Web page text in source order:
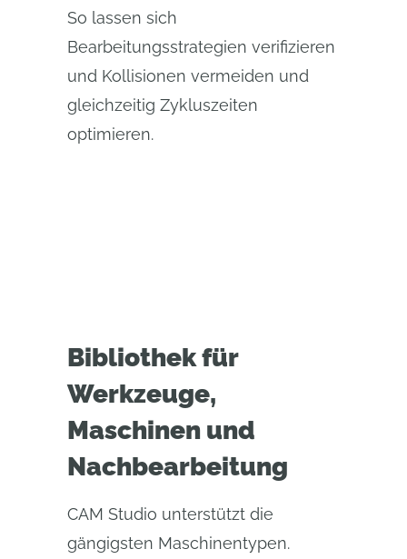
So lassen sich
Bearbeitungsstrategien verifizieren
und Kollisionen vermeiden und
gleichzeitig Zykluszeiten
optimieren.
Bibliothek für
Werkzeuge,
Maschinen und
Nachbearbeitung
CAM Studio unterstützt die
gängigsten Maschinentypen.